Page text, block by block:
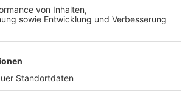
Kupfer oderSchiefer
ein Übergang vom Hausdach zum
ist, bietet sich eine Eindeckung mit
an – so ergibt sich ein
Handwerker besonders gefordert.